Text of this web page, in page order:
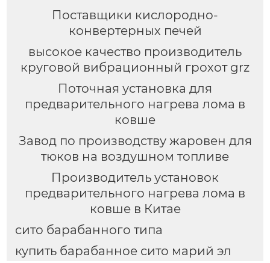
Поставщики кислородно-
конвертерных печей
высокое качество производитель
круговой вибрационный грохот grz
Поточная установка для
предварительного нагрева лома в
ковше
Завод по производству жаровен для
тюков на воздушном топливе
Производитель установок
предварительного нагрева лома в
ковше в Китае
сито барабанного типа
купить барабанное сито марий эл